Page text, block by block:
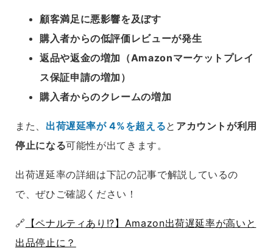
顧客満足に悪影響を及ぼす
購入者からの低評価レビューが発生
返品や返金の増加（Amazonマーケットプレイ
ス保証申請の増加）
購入者からのクレームの増加
また、 出荷遅延率が 4%を超えると アカウントが利用
停止になる可能性が出てきます。
出荷遅延率の詳細は下記の記事で解説しているの
で、ぜひご確認ください！
🔗 【ペナルティあり!?】Amazon出荷遅延率が高いと
出品停止に？